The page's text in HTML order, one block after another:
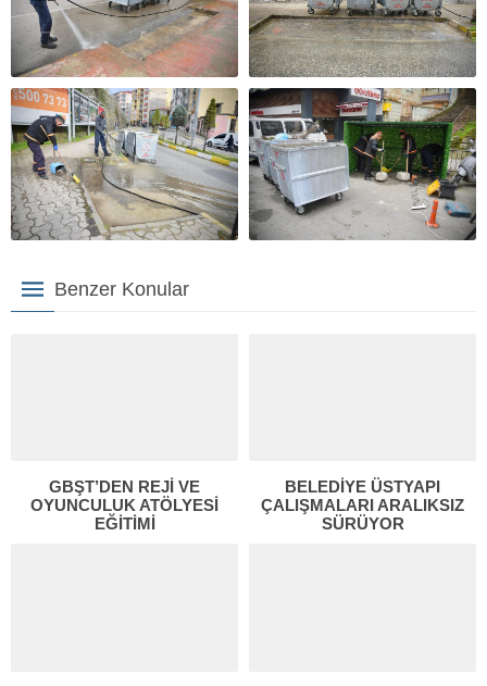
Benzer Konular
GBŞT’DEN REJİ VE
OYUNCULUK ATÖLYESİ
EĞİTİMİ
BELEDİYE ÜSTYAPI
ÇALIŞMALARI ARALIKSIZ
SÜRÜYOR